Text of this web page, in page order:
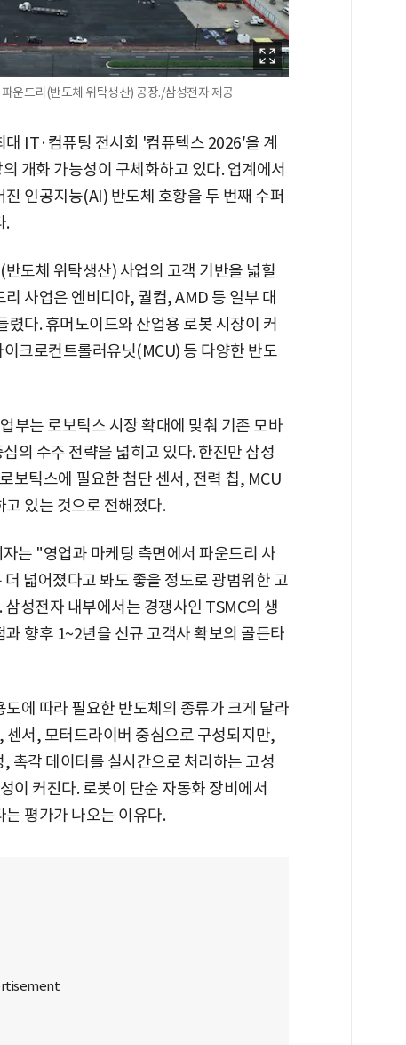
운드리(반도체 위탁생산) 공장./삼성전자 제공
IT·컴퓨팅 전시회 '컴퓨텍스 2026′을 계
개화 가능성이 구체화하고 있다. 업계에서
인공지능(AI) 반도체 호황을 두 번째 수퍼
.
도체 위탁생산) 사업의 고객 기반을 넓힐
사업은 엔비디아, 퀄컴, AMD 등 일부 대
다. 휴머노이드와 산업용 로봇 시장이 커
크로컨트롤러유닛(MCU) 등 다양한 반도
부는 로보틱스 시장 확대에 맞춰 기존 모바
의 수주 전략을 넓히고 있다. 한진만 삼성
보틱스에 필요한 첨단 센서, 전력 칩, MCU
있는 것으로 전해졌다.
는 "영업과 마케팅 측면에서 파운드리 사
넓어졌다고 봐도 좋을 정도로 광범위한 고
성전자 내부에서는 경쟁사인 TSMC의 생
향후 1~2년을 신규 고객사 확보의 골든타
에 따라 필요한 반도체의 종류가 크게 달라
서, 모터드라이버 중심으로 구성되지만,
촉각 데이터를 실시간으로 처리하는 고성
이 커진다. 로봇이 단순 자동화 장비에서
평가가 나오는 이유다.